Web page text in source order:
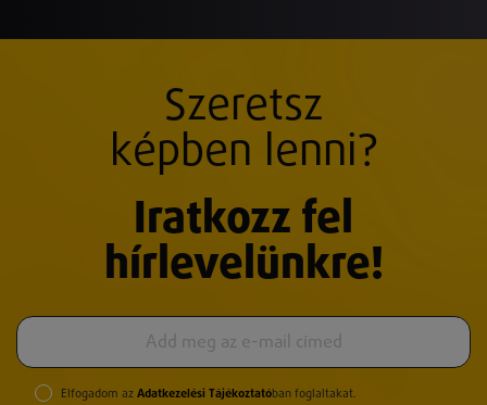
Szeretsz
képben lenni?
Iratkozz fel
hírlevelünkre!
Elfogadom az Adatkezelési Tájékoztatóban foglaltakat.